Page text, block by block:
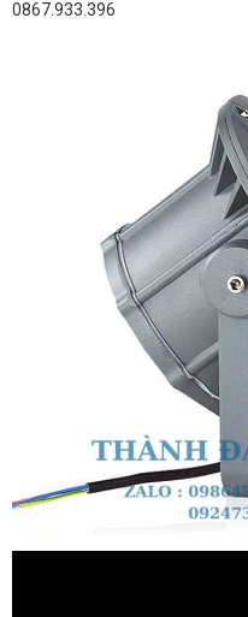
0867.933.396